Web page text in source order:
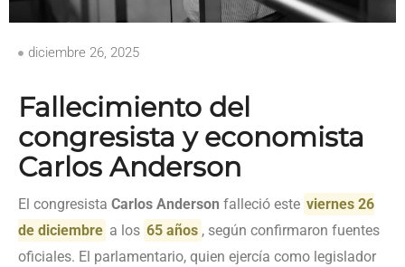
diciembre 26, 2025
Fallecimiento del
congresista y economista
Carlos Anderson
El congresista Carlos Anderson falleció este viernes 26
de diciembre a los 65 años , según confirmaron fuentes
oficiales. El parlamentario, quien ejercía como legislador